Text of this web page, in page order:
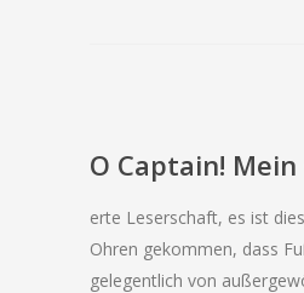
O Captain!
erte Leserschaft, es ist
Ohren gekommen, dass
gelegentlich von